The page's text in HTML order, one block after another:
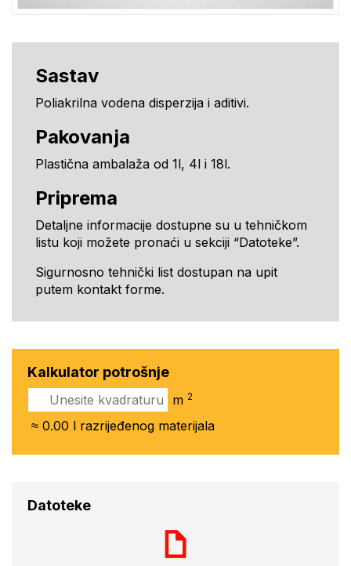
Sastav
Poliakrilna vodena disperzija i aditivi.
Pakovanja
Plastična ambalaža od 1l, 4l i 18l.
Priprema
Detaljne informacije dostupne su u tehničkom
listu koji možete pronaći u sekciji “Datoteke”.
Sigurnosno tehnički list dostupan na upit
putem kontakt forme.
Kalkulator potrošnje
m 2
≈ 0.00 l razrijeđenog materijala
Datoteke